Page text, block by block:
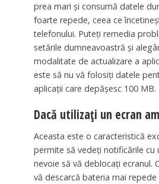
prea mari și consumă datele
foarte repede, ceea ce
telefonului. Puteți remedia
setările dumneavoastră și
modalitate de actualizare a
este să nu vă folosiți datele
aplicații care depășesc 100 MB.
Dacă utilizați un ecran
Aceasta este o caracteristică
permite să vedeți notificările cu
nevoie să vă deblocați ecranul.
vă descarcă bateria mai